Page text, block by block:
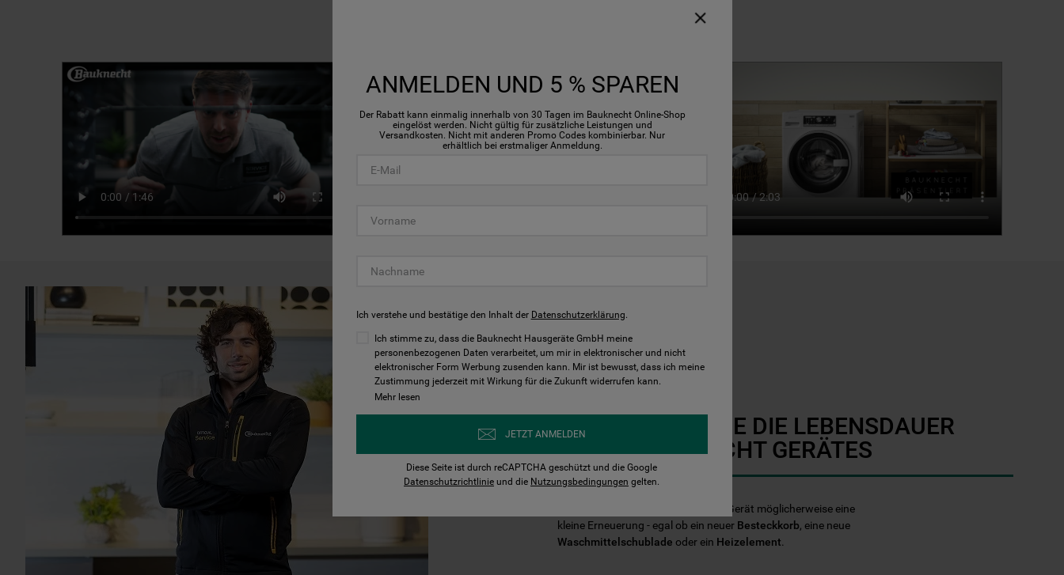
VERLÄNGERN SIE DIE LEBENSDAUER
IHRES BAUKNECHT GERÄTES
Mit der Zeit braucht Ihr Bauknecht Gerät möglicherweise eine
kleine Erneuerung - egal ob ein neuer Besteckkorb, eine neue
Waschmittelschublade oder ein Heizelement
ANMELDEN UND 5 % SPAREN
Der Rabatt kann einmalig innerhalb von 30 Tagen im Bauknecht Online-Shop
eingelöst werden. Nicht gültig für zusätzliche Leistungen und
Versandkosten. Nicht mit anderen Promo Codes kombinierbar. Nur
erhältlich bei erstmaliger Anmeldung.
Ich verstehe und bestätige den Inhalt der Datenschutzerklärung.
Ich stimme zu, dass die Bauknecht Hausgeräte GmbH meine
personenbezogenen Daten verarbeitet, um mir in elektronischer und nicht
elektronischer Form Werbung zusenden kann. Mir ist bewusst, dass ich meine
Zustimmung jederzeit mit Wirkung für die Zukunft widerrufen kann.
Mehr lesen
JETZT ANMELDEN
Diese Seite ist durch reCAPTCHA geschützt und die Google
Datenschutzrichtlinie und die Nutzungsbedingungen gelten.